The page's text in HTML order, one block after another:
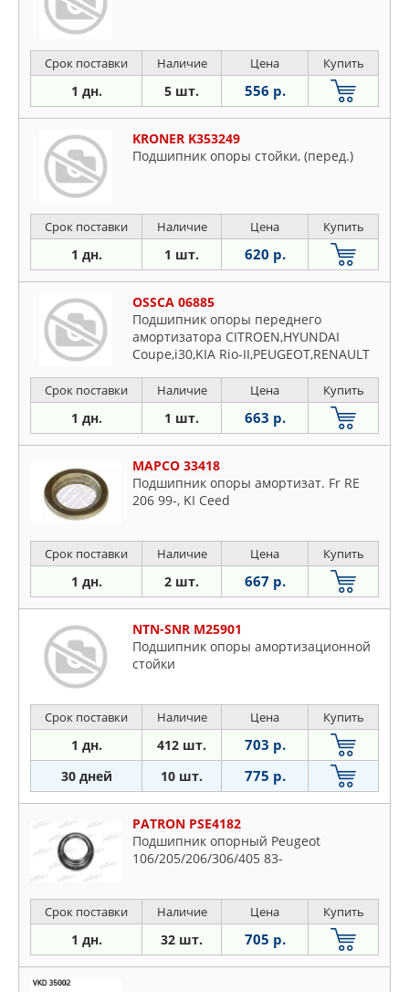
Срок поставки Наличие Цена Купить
1 дн. 5 шт. 556 р.
KRONER K353249
Подшипник опоры стойки, (перед.)
Срок поставки Наличие Цена Купить
1 дн. 1 шт. 620 р.
OSSCA 06885
Подшипник опоры переднего
амортизатора CITROEN,HYUNDAI
Coupe,i30,KIA Rio-II,PEUGEOT,RENAULT
Срок поставки Наличие Цена Купить
1 дн. 1 шт. 663 р.
MAPCO 33418
Подшипник опоры амортизат. Fr RE
206 99-, KI Ceed
Срок поставки Наличие Цена Купить
1 дн. 2 шт. 667 р.
NTN-SNR M25901
Подшипник опоры амортизационной
стойки
Срок поставки Наличие Цена Купить
1 дн. 412 шт. 703 р.
30 дней 10 шт. 775 р.
PATRON PSE4182
Подшипник опорный Peugeot
106/205/206/306/405 83-
Срок поставки Наличие Цена Купить
1 дн. 32 шт. 705 р.